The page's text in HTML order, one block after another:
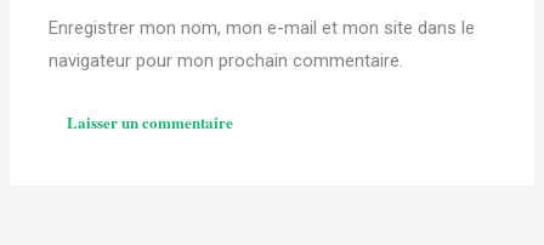
Enregistrer mon nom, mon e-mail et mon site dans le
navigateur pour mon prochain commentaire.